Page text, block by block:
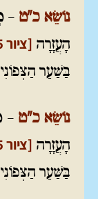
נוֹשֵׂא כ"ט –
הָעֲזָרָה [ציור 15 כט]
בַּשַּׁעַר
נוֹשֵׂא כ"ט –
הָעֲזָרָה [ציור 15 כט]
בַּשַּׁעַר